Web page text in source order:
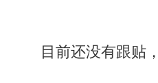
目前还没有跟贴